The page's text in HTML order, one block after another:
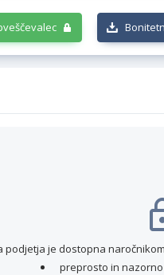
podjetja je dostopna
preprosto in